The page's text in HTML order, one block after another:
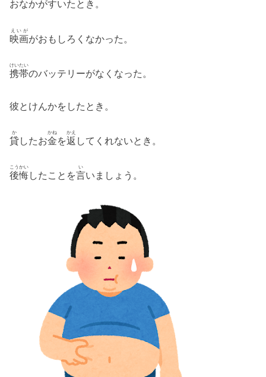
おなかがすいたとき。
映画
えいが
がおもしろくなかった。
携帯
けいたい
のバッテリーがなくなった。
彼とけんかをしたとき。
貸
か
したお金
かね
を返
かえ
してくれないとき。
後悔
こうかい
したことを言
い
いましょう。